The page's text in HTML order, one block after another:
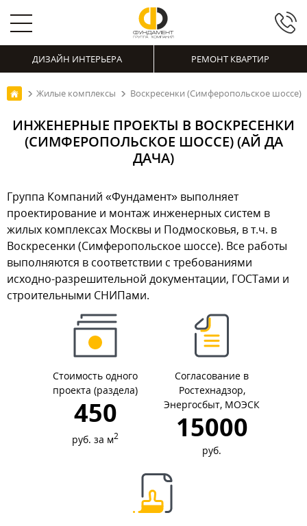
ДИЗАЙН ИНТЕРЬЕРА РЕМОНТ КВАРТИР
Жилые комплексы Воскресенки (Симферопольское шоссе)
ИНЖЕНЕРНЫЕ ПРОЕКТЫ В ВОСКРЕСЕНКИ
(СИМФЕРОПОЛЬСКОЕ ШОССЕ) (АЙ ДА
ДАЧА)
Группа Компаний «Фундамент» выполняет
проектирование и монтаж инженерных систем в
жилых комплексах Москвы и Подмосковья, в т.ч. в
Воскресенки (Симферопольское шоссе). Все работы
выполняются в соответствии с требованиями
исходно-разрешительной документации, ГОСТами и
строительными СНИПами.
Стоимость одного
проекта (раздела)
450
руб. за м2
Согласование в
Ростехнадзор,
Энергосбыт, МОЭСК
15000
руб.